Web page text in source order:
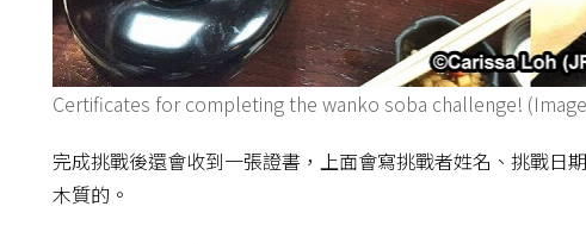
Certificates for completing the wanko soba challenge!
完成挑戰後還會收到一張證書，上面會寫挑戰者姓名、挑戰日
木質的。